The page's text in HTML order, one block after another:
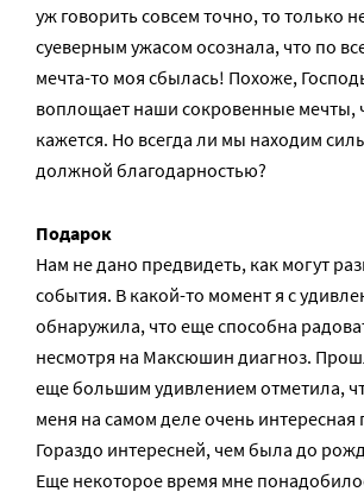
уж говорить совсем точно, то только
суеверным ужасом осознала, что по
мечта-то моя сбылась! Похоже,
воплощает наши сокровенные мечты,
кажется. Но всегда ли мы находим
должной благодарностью?
Подарок
Нам не дано предвидеть, как могут
события. В какой-то момент я с
обнаружила, что еще способна
несмотря на Максюшин диагноз.
еще большим удивлением отметила,
меня на самом деле очень интересная
Гораздо интересней, чем была до
Еще некоторое время мне